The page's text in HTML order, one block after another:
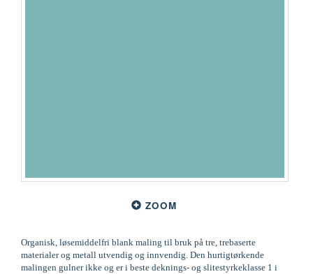
ZOOM
Organisk, løsemiddelfri blank maling til bruk på tre, trebaserte
materialer og metall utvendig og innvendig. Den hurtigtørkende
malingen gulner ikke og er i beste deknings- og slitestyrkeklasse 1 i